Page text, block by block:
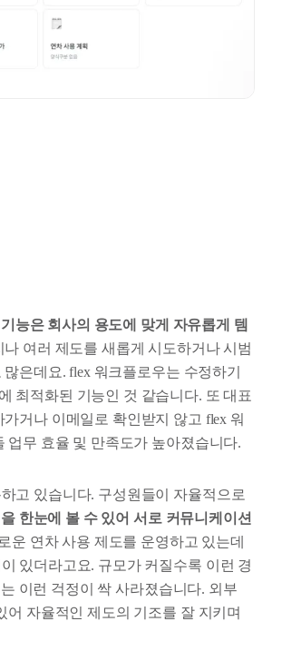
능은 회사의 용도에 맞게 자유롭게 템
여러 제도를 새롭게 시도하거나 시범
은데요. flex 워크플로우는 수정하기
최적화된 기능인 것 같습니다. 또 대표
거나 이메일로 확인받지 않고 flex 워
업무 효율 및 만족도가 높아졌습니다.
고 있습니다. 구성원들이 자율적으로
한눈에 볼 수 있어 서로 커뮤니케이션
운 연차 사용 제도를 운영하고 있는데
있더라고요. 규모가 커질수록 이런 경
이런 걱정이 싹 사라졌습니다. 외부
자율적인 제도의 기조를 잘 지키며